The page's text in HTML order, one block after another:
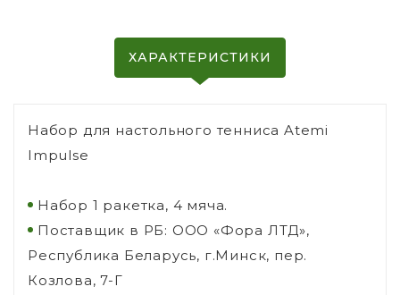
ХАРАКТЕРИСТИКИ
Набор для настольного тенниса Atemi
Impulse
Набор 1 ракетка, 4 мяча.
Поставщик в РБ: ООО «Фора ЛТД»,
Республика Беларусь, г.Минск, пер.
Козлова, 7-Г